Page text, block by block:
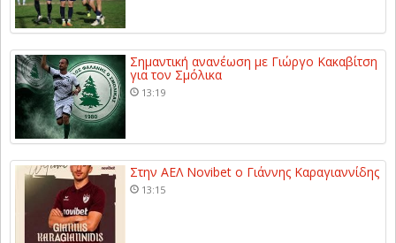
Σημαντική ανανέωση με Γιώργο Κακαβίτση
για τον Σμόλικα
13:19
Στην ΑΕΛ Novibet ο Γιάννης Καραγιαννίδης
13:15